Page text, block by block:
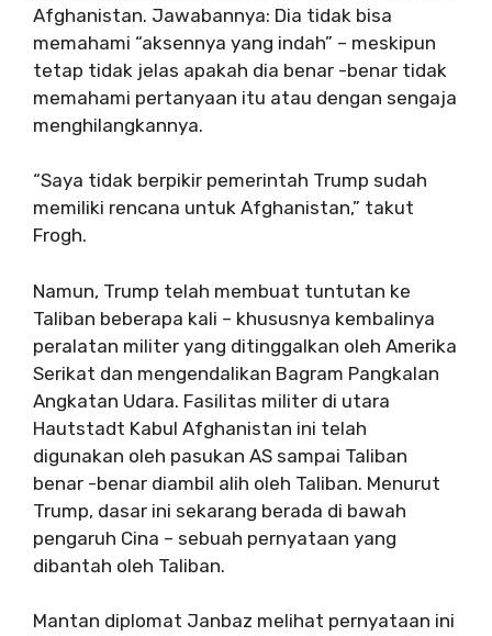
Afghanistan. Jawabannya: Dia tidak bisa
memahami “aksennya yang indah” – meskipun
tetap tidak jelas apakah dia benar -benar tidak
memahami pertanyaan itu atau dengan sengaja
menghilangkannya.
“Saya tidak berpikir pemerintah Trump sudah
memiliki rencana untuk Afghanistan,” takut
Frogh.
Namun, Trump telah membuat tuntutan ke
Taliban beberapa kali – khususnya kembalinya
peralatan militer yang ditinggalkan oleh Amerika
Serikat dan mengendalikan Bagram Pangkalan
Angkatan Udara. Fasilitas militer di utara
Hautstadt Kabul Afghanistan ini telah
digunakan oleh pasukan AS sampai Taliban
benar -benar diambil alih oleh Taliban. Menurut
Trump, dasar ini sekarang berada di bawah
pengaruh Cina – sebuah pernyataan yang
dibantah oleh Taliban.
Mantan diplomat Janbaz melihat pernyataan ini